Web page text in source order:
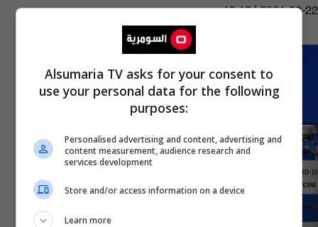
13:12 | 2021-08-22
Alsumaria TV asks for your consent to
use your personal data for the following
purposes:
Personalised advertising and content, advertising and
content measurement, audience research and
services development
Store and/or access information on a device
Learn more